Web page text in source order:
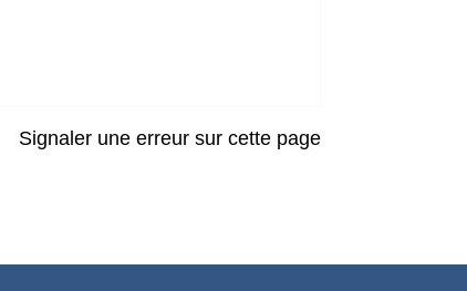
Signaler une erreur sur cette page